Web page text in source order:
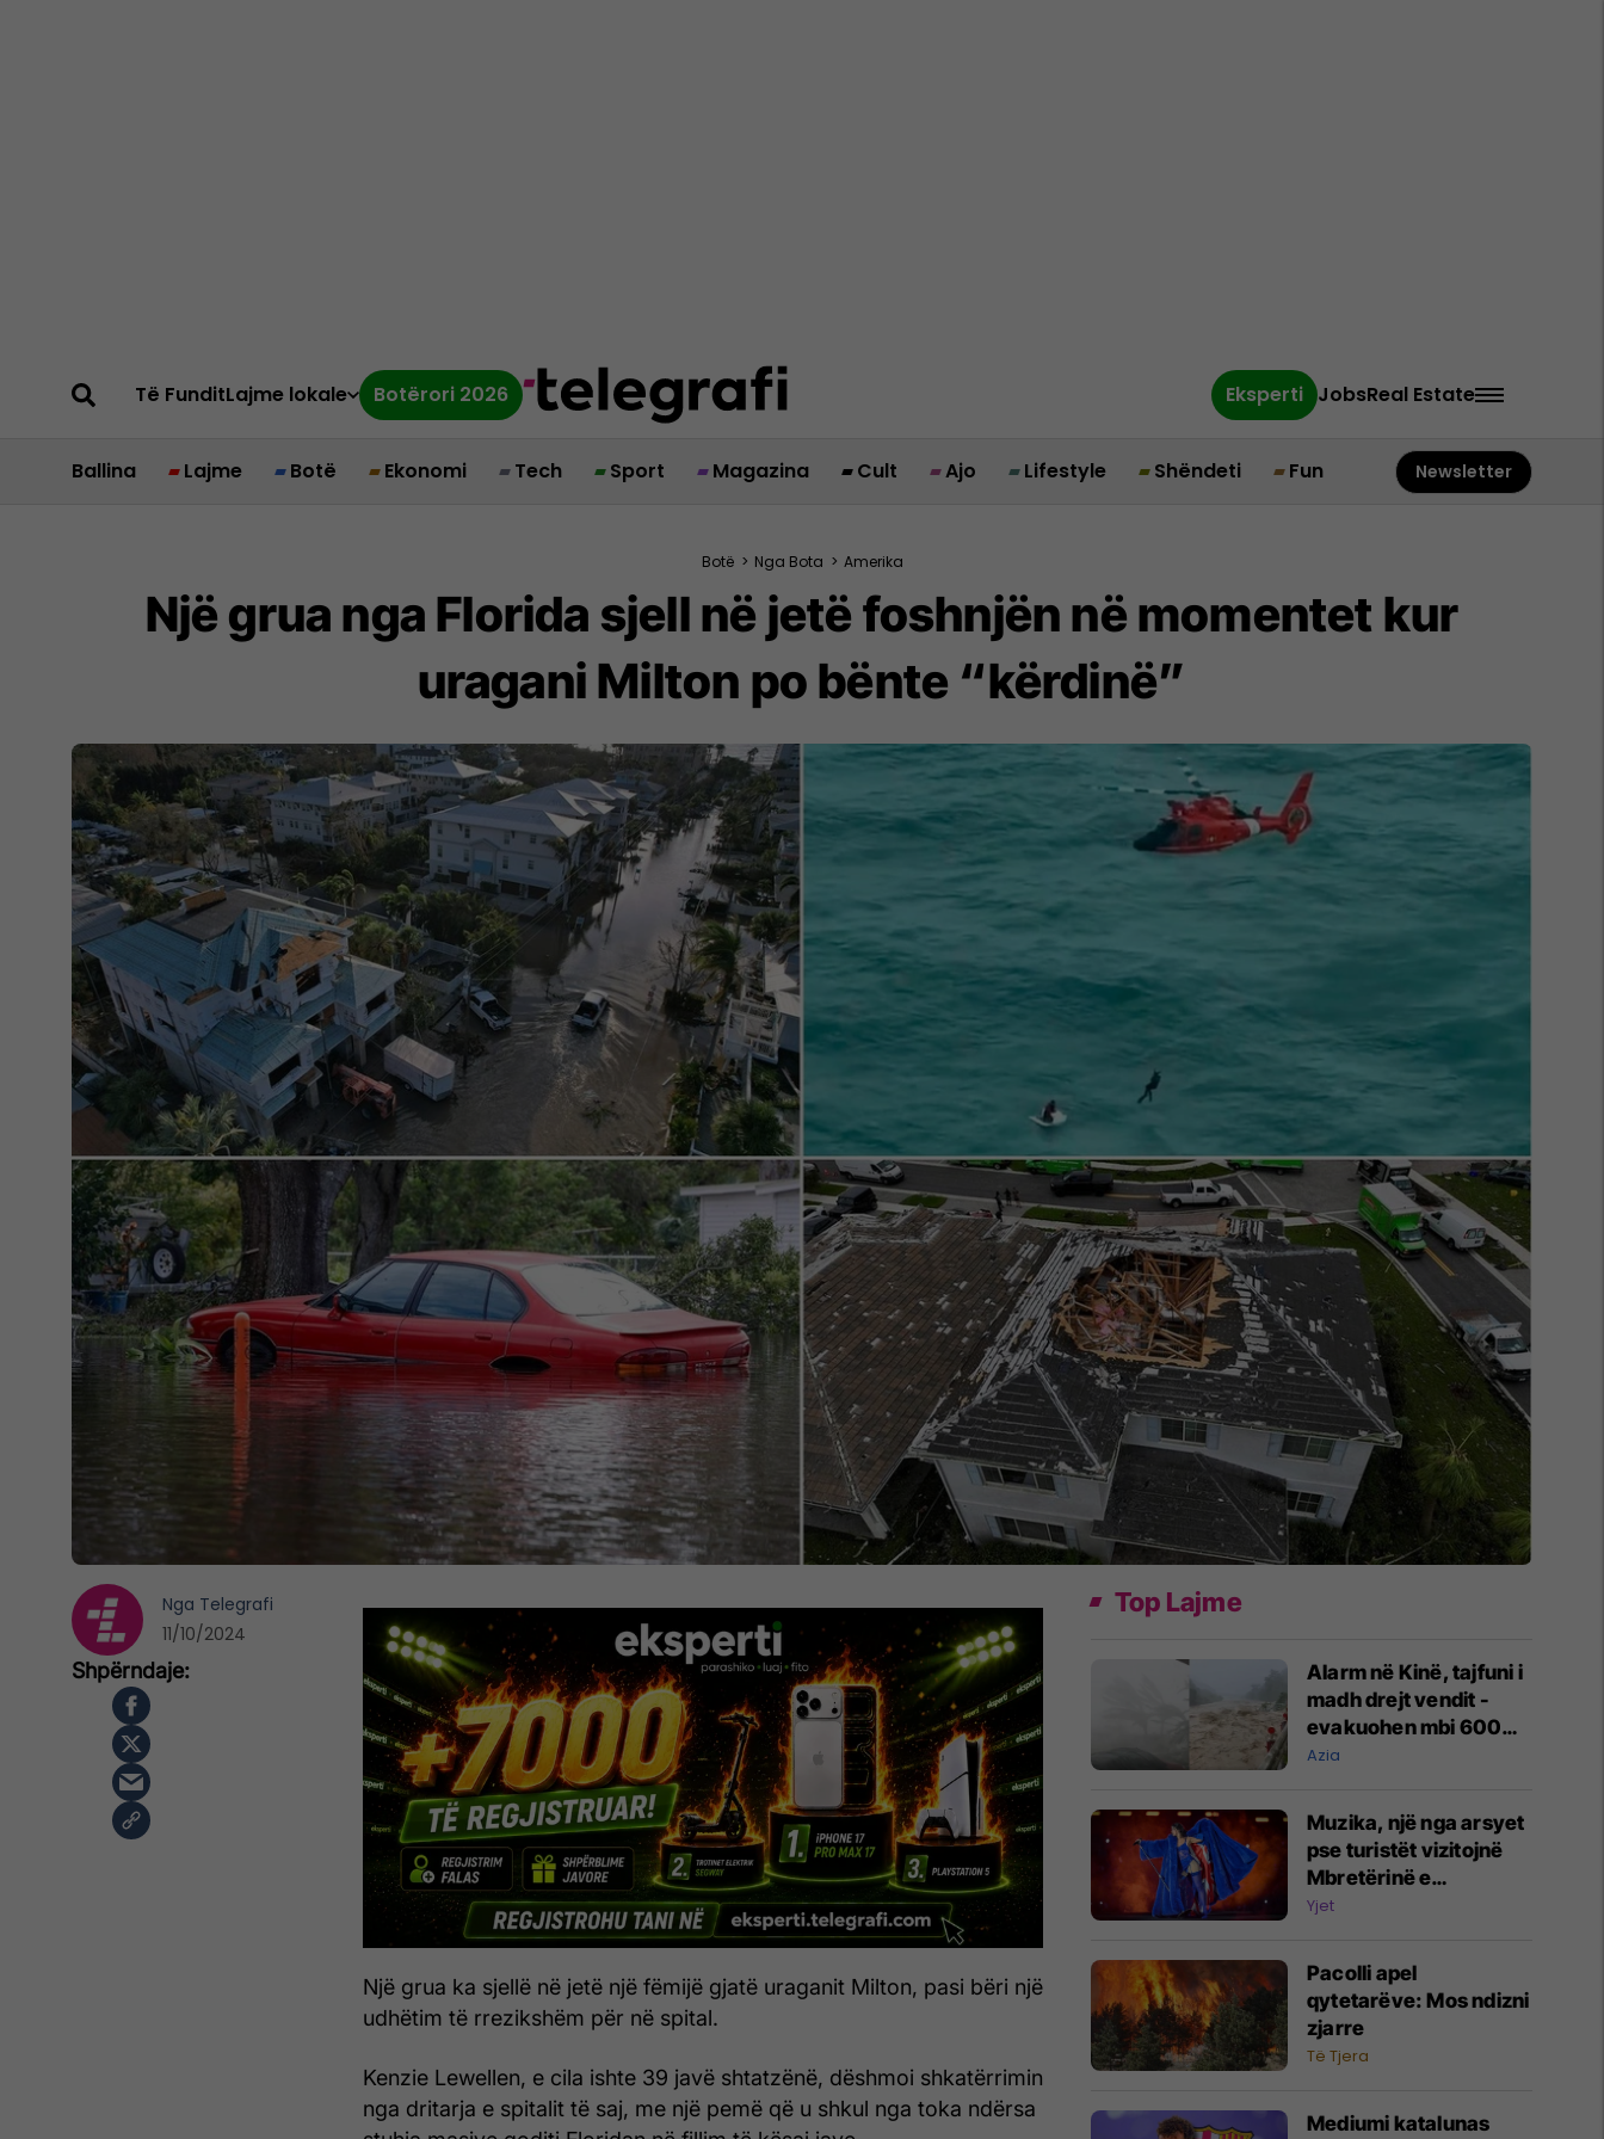
Të FunditLajme lokale Botërori 2026 Eksperti JobsReal Estate
Ballina Lajme Botë Ekonomi Tech Sport Magazina Cult Ajo Lifestyle Shëndeti Fun Newsletter
Botë > Nga Bota > Amerika
Një grua nga Florida sjell në jetë foshnjën në momentet kur
uragani Milton po bënte “kërdinë”
Një grua ka sjellë në jetë një fëmijë gjatë uraganit Milton, pasi bëri një
udhëtim të rrezikshëm për në spital.
Kenzie Lewellen, e cila ishte 39 javë shtatzënë, dëshmoi shkatërrimin
nga dritarja e spitalit të saj, me një pemë që u shkul nga toka ndërsa
Nga Telegrafi
11/10/2024
Top Lajme
Alarm në Kinë, tajfuni i
madh drejt vendit -
evakuohen mbi 600
mijë njerëz
Azia
Muzika, një nga arsyet
pse turistët vizitojnë
Mbretërinë e
Bashkuar, falë Dua
yjesh botërorë
Yjet
Pacolli apel
qytetarëve: Mos ndizni
zjarre
Të Tjera
Mediumi katalunas